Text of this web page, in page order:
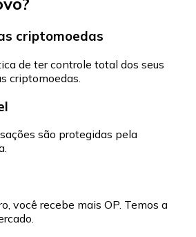
criptomoedas
de ter controle total dos seus
criptomoedas.
são protegidas pela
você recebe mais OP. Temos a